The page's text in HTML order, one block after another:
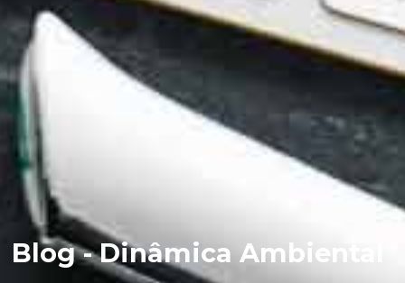
Blog - Dinâmica Ambiental